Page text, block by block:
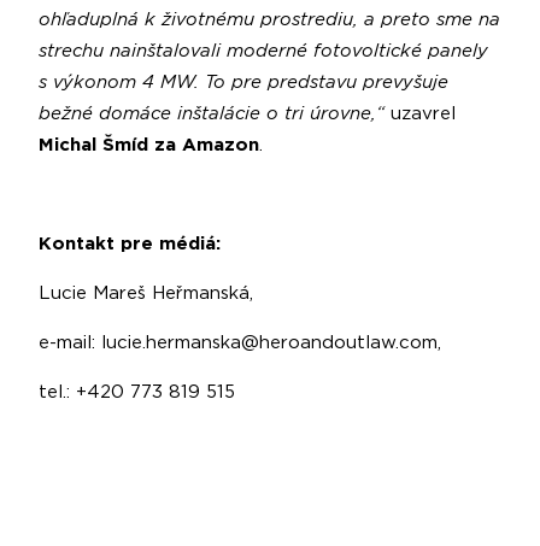
ohľaduplná k životnému prostrediu, a preto sme na
strechu nainštalovali moderné fotovoltické panely
s výkonom 4 MW. To pre predstavu prevyšuje
bežné domáce inštalácie o tri úrovne,“ uzavrel
Michal Šmíd za Amazon.
Kontakt pre médiá:
Lucie Mareš Heřmanská,
e-mail: lucie.hermanska@heroandoutlaw.com,
tel.: +420 773 819 515